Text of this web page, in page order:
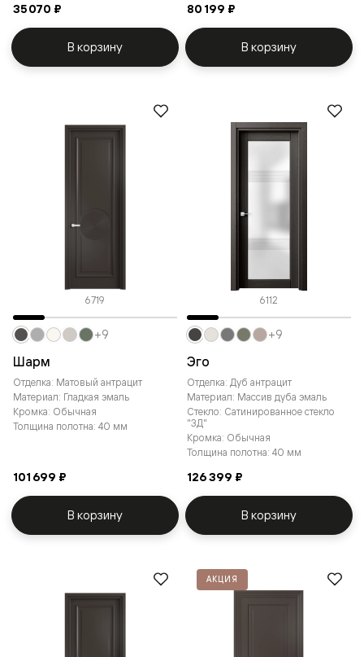
35 070 ₽
В корзину
80 199 ₽
В корзину
6719
Шарм
Отделка: Матовый антрацит
Материал: Гладкая эмаль
Кромка: Обычная
Толщина полотна: 40 мм
101 699 ₽
+9
В корзину
6112
Эго
Отделка: Дуб антрацит
Материал: Массив дуба эмаль
Стекло: Сатинированное стекло
"3Д"
Кромка: Обычная
Толщина полотна: 40 мм
126 399 ₽
+9
В корзину
АКЦИЯ